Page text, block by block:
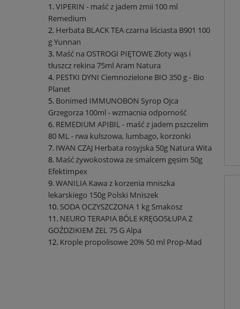
VIPERIN - maść z jadem żmii 100 ml
Remedium
Herbata BLACK TEA czarna liściasta B901 100
g Yunnan
Maść na OSTROGI PIĘTOWE Złoty wąs i
tłuszcz rekina 75ml Aram Natura
PESTKI DYNI Ciemnozielone BIO 350 g - Bio
Planet
Bonimed IMMUNOBON Syrop Ojca
Grzegorza 100ml - wzmacnia odporność
REMEDIUM APIBIL - maść z jadem pszczelim
80 ML - rwa kulszowa, lumbago, korzonki
IWAN CZAJ Herbata rosyjska 50g Natura Wita
Maść żywokostowa ze smalcem gęsim 50g
Efektimpex
WANILIA Kawa z korzenia mniszka
lekarskiego 150g Polski Mniszek
SODA OCZYSZCZONA 1 kg Smakosz
NEURO TERAPIA BÓLE KRĘGOSŁUPA Z
GOŹDZIKIEM ŻEL 75 G Alpa
Krople propolisowe 20% 50 ml Prop-Mad